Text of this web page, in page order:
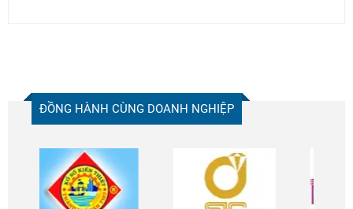
ĐỒNG HÀNH CÙNG DOANH NGHIỆP